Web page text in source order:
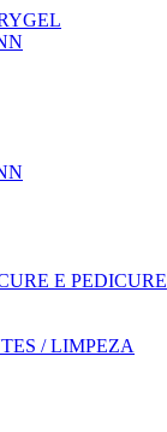
E PEDICURE
/ LIMPEZA